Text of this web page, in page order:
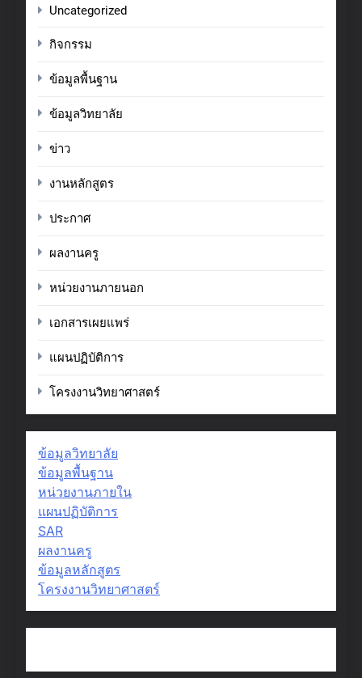
Uncategorized
กิจกรรม
ข้อมูลพื้นฐาน
ข้อมูลวิทยาลัย
ข่าว
งานหลักสูตร
ประกาศ
ผลงานครู
หน่วยงานภายนอก
เอกสารเผยแพร่
แผนปฏิบัติการ
โครงงานวิทยาศาสตร์
ข้อมูลวิทยาลัย
ข้อมูลพื้นฐาน
หน่วยงานภายใน
แผนปฏิบัติการ
SAR
ผลงานครู
ข้อมูลหลักสูตร
โครงงานวิทยาศาสตร์